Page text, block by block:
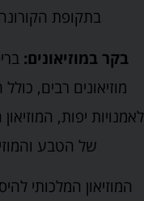
בתקופת
בקר במוזיאונים:
מוזיאונים רבים, כולל
לאמנויות יפות,
של הטבע
המוזיאון המלכותי